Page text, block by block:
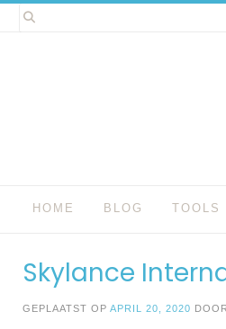
Spring
naar
HOME BLOG TOOLS
Skylance
GEPLAATST OP APRIL 20, 2020 DOOR